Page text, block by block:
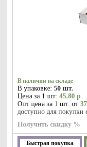
В наличии на складе
В упаковке: 50 шт.
Цена за 1 шт: 45.80 р
Опт цена за 1 шт: от
доступно для покупки
Получить скидку %
Быстрая покупка